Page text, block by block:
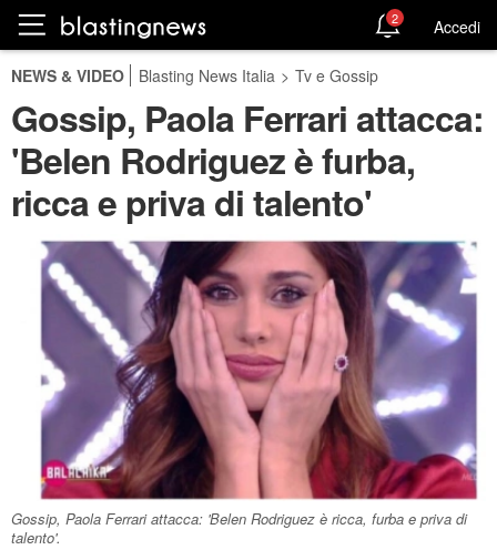
2 Accedi
NEWS & VIDEO Blasting News Italia > Tv e Gossip
Gossip, Paola Ferrari attacca:
'Belen Rodriguez è furba,
ricca e priva di talento'
Gossip, Paola Ferrari attacca: 'Belen Rodriguez è ricca, furba e priva di
talento'.